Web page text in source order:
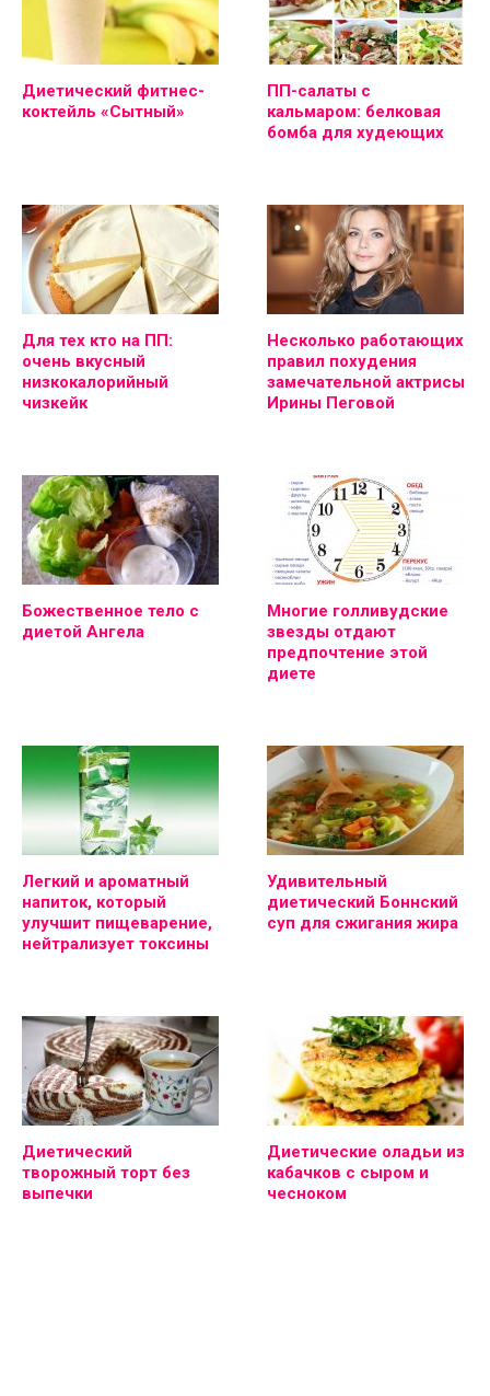
Диетический фитнес-
коктейль «Сытный»
ПП-салаты с
кальмаром: белковая
бомба для худеющих
Для тех кто на ПП:
очень вкусный
низкокалорийный
чизкейк
Несколько работающих
правил похудения
замечательной актрисы
Ирины Пеговой
Божественное тело с
диетой Ангела
Многие голливудские
звезды отдают
предпочтение этой
диете
Легкий и ароматный
напиток, который
улучшит пищеварение,
нейтрализует токсины
Удивительный
диетический Боннский
суп для сжигания жира
Диетический
творожный торт без
выпечки
Диетические оладьи из
кабачков с сыром и
чесноком